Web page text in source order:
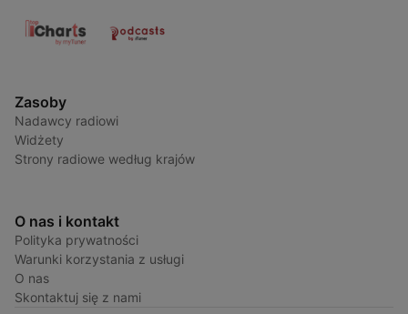
Zasoby
Nadawcy radiowi
Widżety
Strony radiowe według krajów
O nas i kontakt
Polityka prywatności
Warunki korzystania z usługi
O nas
Skontaktuj się z nami